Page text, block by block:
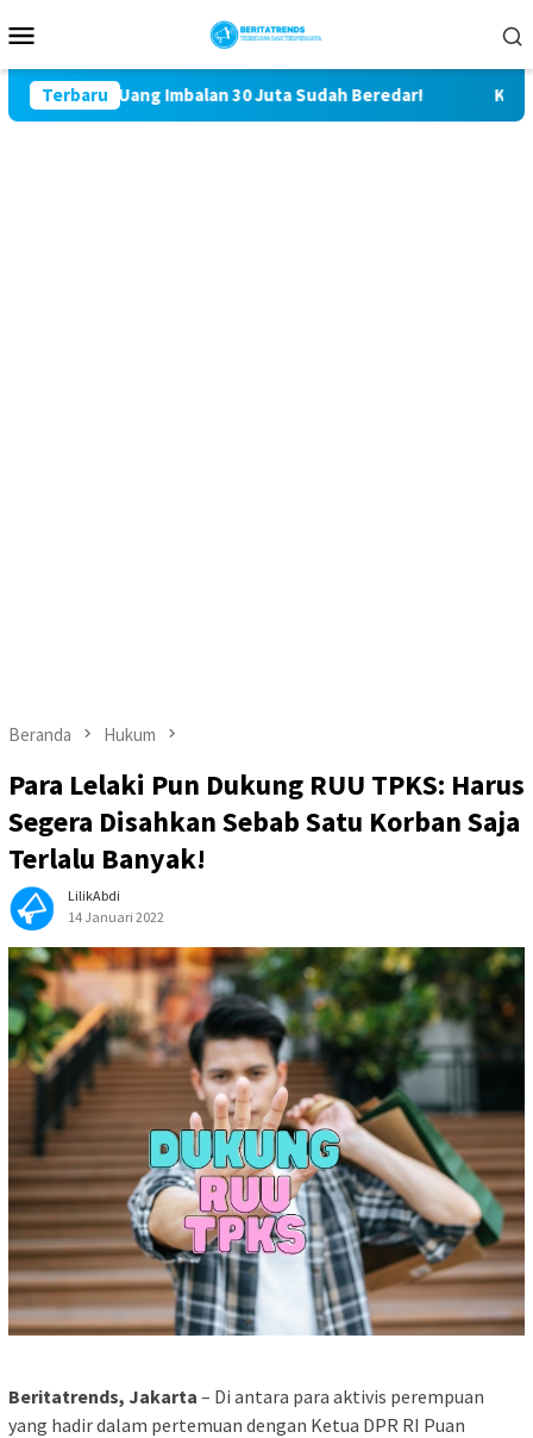
ke
Mobile
Terbaru
30 Juta Sudah Beredar! Kasus Saling Lapor
Beranda Hukum
Para Lelaki Pun Dukung RUU TPKS: Harus
Segera Disahkan Sebab Satu Korban Saja
Terlalu Banyak!
LilikAbdi
14 Januari 2022
Beritatrends, Jakarta – Di antara para aktivis perempuan
yang hadir dalam pertemuan dengan Ketua DPR RI Puan